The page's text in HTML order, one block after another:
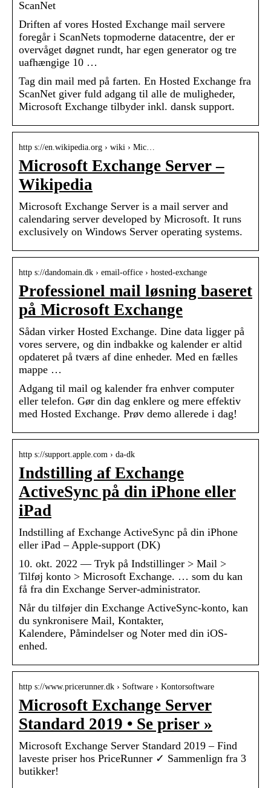
ScanNet
Driften af vores Hosted Exchange mail servere
foregår i ScanNets topmoderne datacentre, der er
overvåget døgnet rundt, har egen generator og tre
uafhængige 10 …
Tag din mail med på farten. En Hosted Exchange fra
ScanNet giver fuld adgang til alle de muligheder,
Microsoft Exchange tilbyder inkl. dansk support.
http s://en.wikipedia.org › wiki › Mic…
Microsoft Exchange Server –
Wikipedia
Microsoft Exchange Server is a mail server and
calendaring server developed by Microsoft. It runs
exclusively on Windows Server operating systems.
http s://dandomain.dk › email-office › hosted-exchange
Professionel mail løsning baseret
på Microsoft Exchange
Sådan virker Hosted Exchange. Dine data ligger på
vores servere, og din indbakke og kalender er altid
opdateret på tværs af dine enheder. Med en fælles
mappe …
Adgang til mail og kalender fra enhver computer
eller telefon. Gør din dag enklere og mere effektiv
med Hosted Exchange. Prøv demo allerede i dag!
http s://support.apple.com › da-dk
Indstilling af Exchange
ActiveSync på din iPhone eller
iPad
Indstilling af Exchange ActiveSync på din iPhone
eller iPad – Apple-support (DK)
10. okt. 2022 — Tryk på Indstillinger > Mail >
Tilføj konto > Microsoft Exchange. … som du kan
få fra din Exchange Server-administrator.
Når du tilføjer din Exchange ActiveSync-konto, kan
du synkronisere Mail, Kontakter,
Kalendere, Påmindelser og Noter med din iOS-
enhed.
http s://www.pricerunner.dk › Software › Kontorsoftware
Microsoft Exchange Server
Standard 2019 • Se priser »
Microsoft Exchange Server Standard 2019 – Find
laveste priser hos PriceRunner ✓ Sammenlign fra 3
butikker!